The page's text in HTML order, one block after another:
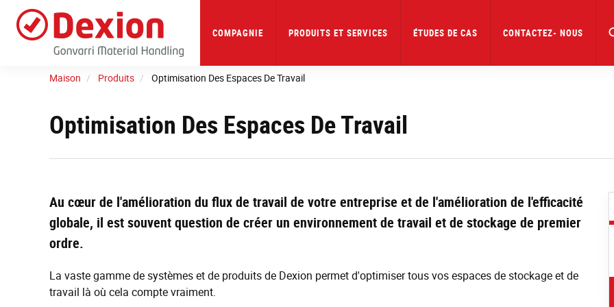
main
COMPAGNIE PRODUITS ET SERVICES ÉTUDES DE CAS CONTACTEZ- NOUS
Maison Produits Optimisation Des Espaces De Travail
Optimisation Des Espaces De Travail
Au cœur de l'amélioration du flux de travail de votre entreprise et de l'amélioration de l'efficacité
globale, il est souvent question de créer un environnement de travail et de stockage de premier
ordre.
La vaste gamme de systèmes et de produits de Dexion permet d'optimiser tous vos espaces de stockage et de
travail là où cela compte vraiment.